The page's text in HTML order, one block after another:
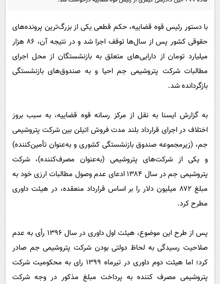
سرگرمی
فناوری
گوناگون
حوادث
محیط زیست
فرهنگی
بین الملل
اجتماعی
سیاست خارجی
پیامک
آشپزی
دانلود
با دستور رئیس قوه قضاییه، حکم قطعی یکی از بزرگ‌ترین پرونده‌های
حقوقی کشور پس از سال‌ها توقف اجرا شد و در نتیجه آن، ۸۶ هزار
میلیارد تومان از دارایی‌های متعلق به بازنشستگان از محل اجرای
مطالبات شرکت پتروشیمی جم احیا و به صندوق‌های بازنشستگی
بازگردانده شد.
به گزارش ایسنا به نقل از مرکز رسانه قوه قضاییه، به سبب بروز
اختلاف در اجرای قرارداد بلند مدت فروش اتیلن بین شرکت پتروشیمی
جم، (زیرمجموعه صندوق بازنشستگی کشوری و به‌عنوان تأمین‌کننده)
و یکی از شرکت‌های پتروشیمی (به‌عنوان مصرف‌کننده)، شرکت
پتروشیمی جم در سال ۱۳۸۴ ادعای عدم وصول مطالبات ارزی خود به
مبلغ ۸۷۲ میلیون دلار را بر اساس قرارداد منعقده، در هیئت داوری
مطرح کرد.
پس از طرح این موضوع، هیئت اول داوری در سال ۱۳۹۶ رأی به عدم
صلاحیت رسیدگی به لحاظ دولتی بودن شرکت پتروشیمی جم صادر
کرد؛ اما هیئت دوم داوری در تیرماه ۱۳۹۹ رای به محکومیت شرکت
پتروشیمی مصرف کننده به پرداخت مبلغ مذکور در وجه شرکت